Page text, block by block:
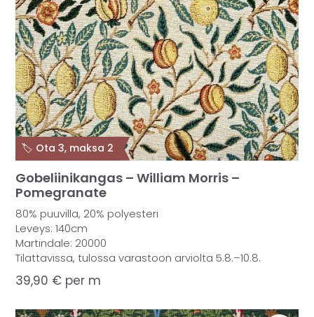
Gobeliinikangas – William Morris –
Pomegranate
80% puuvilla, 20% polyesteri
Leveys: 140cm
Martindale: 20000
Tilattavissa, tulossa varastoon arviolta 5.8.–10.8.
39,90 € per m
🏷️ Ota 3, maksa 2